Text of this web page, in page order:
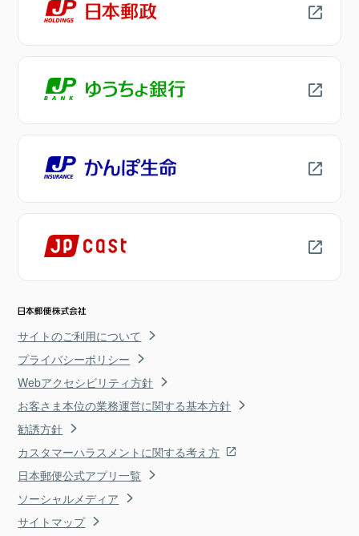
サイトのご利用について
プライバシーポリシー
Webアクセシビリティ方針
お客さま本位の業務運営に関する基本方針
勧誘方針
カスタマーハラスメントに関する考え方
日本郵便公式アプリ一覧
ソーシャルメディア
サイトマップ